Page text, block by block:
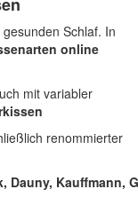
Schlaf. In
online
mit variabler
renommierter
, Dauny, Kauffmann,